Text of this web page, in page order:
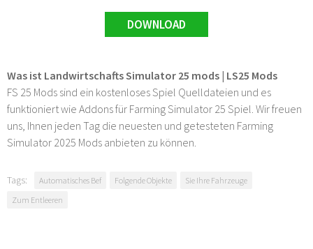
DOWNLOAD
Was ist Landwirtschafts Simulator 25 mods | LS25 Mods
FS 25 Mods sind ein kostenloses Spiel Quelldateien und es
funktioniert wie Addons für Farming Simulator 25 Spiel. Wir freuen
uns, Ihnen jeden Tag die neuesten und getesteten Farming
Simulator 2025 Mods anbieten zu können.
Tags: Automatisches Bef Folgende Objekte
Sie Ihre Fahrzeuge
Zum Entleeren